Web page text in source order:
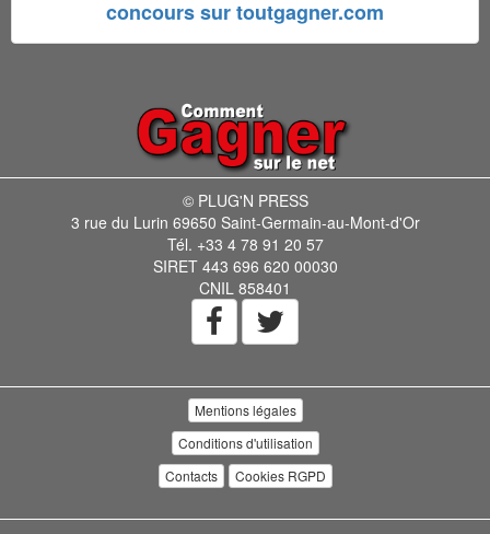
concours sur toutgagner.com
© PLUG'N PRESS
3 rue du Lurin 69650 Saint-Germain-au-Mont-d'Or
Tél. +33 4 78 91 20 57
SIRET 443 696 620 00030
CNIL 858401
Mentions légales
Conditions d'utilisation
Contacts
Cookies RGPD